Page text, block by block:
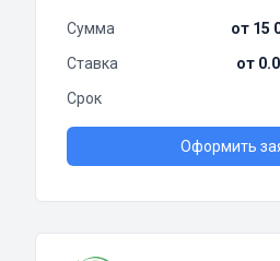
Сумма
от 15
Ставка
от
Срок
Оформить